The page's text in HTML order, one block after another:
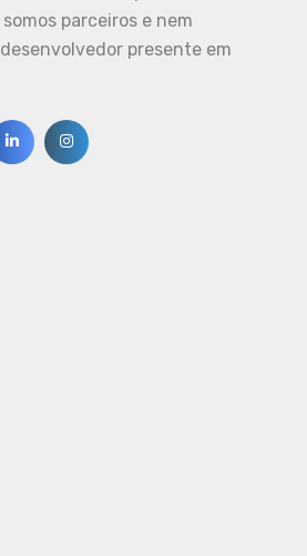
parceiros e nem
presente em